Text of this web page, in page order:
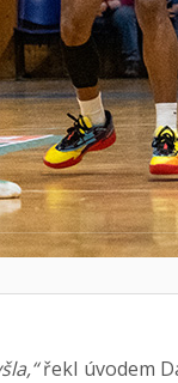
řekl úvodem